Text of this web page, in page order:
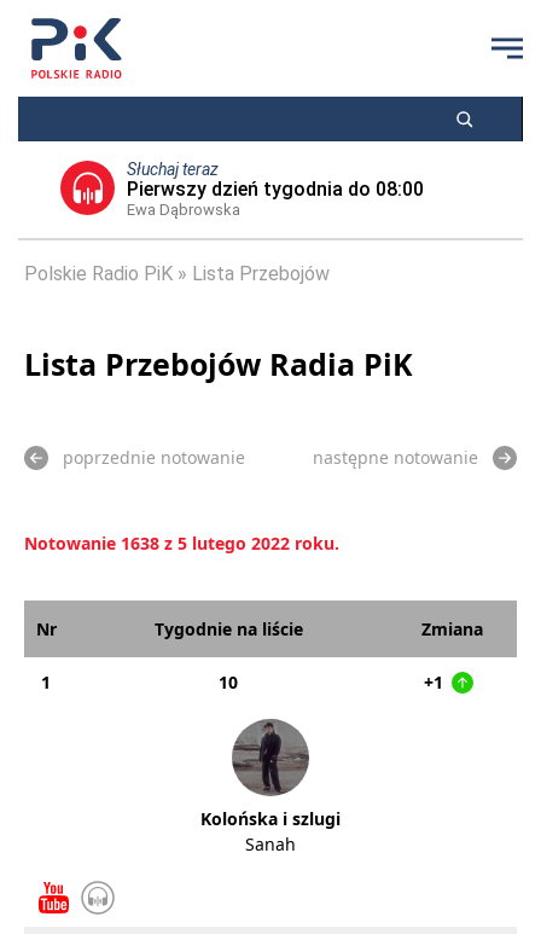
Słuchaj teraz
Pierwszy dzień tygodnia do 08:00
Ewa Dąbrowska
Polskie Radio PiK Lista Przebojów
Lista Przebojów Radia PiK
poprzednie notowanie następne notowanie
Notowanie 1638 z 5 lutego 2022 roku.
Nr Tygodnie na liście Zmiana
1 10 +1
Kolońska i szlugi
Sanah